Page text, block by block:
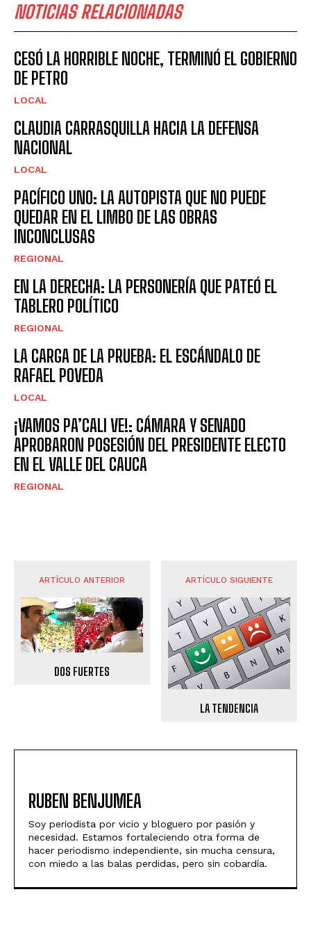
NOTICIAS RELACIONADAS
CESÓ LA HORRIBLE NOCHE, TERMINÓ EL GOBIERNO
DE PETRO
LOCAL
CLAUDIA CARRASQUILLA HACIA LA DEFENSA
NACIONAL
LOCAL
PACÍFICO UNO: LA AUTOPISTA QUE NO PUEDE
QUEDAR EN EL LIMBO DE LAS OBRAS
INCONCLUSAS
REGIONAL
EN LA DERECHA: LA PERSONERÍA QUE PATEÓ EL
TABLERO POLÍTICO
REGIONAL
LA CARGA DE LA PRUEBA: EL ESCÁNDALO DE
RAFAEL POVEDA
LOCAL
¡VAMOS PA’CALI VE!: CÁMARA Y SENADO
APROBARON POSESIÓN DEL PRESIDENTE ELECTO
EN EL VALLE DEL CAUCA
REGIONAL
ARTÍCULO ANTERIOR
DOS FUERTES
ARTÍCULO SIGUIENTE
LA TENDENCIA
RUBEN BENJUMEA
Soy periodista por vicio y bloguero por pasión y
necesidad. Estamos fortaleciendo otra forma de
hacer periodismo independiente, sin mucha censura,
con miedo a las balas perdidas, pero sin cobardía.